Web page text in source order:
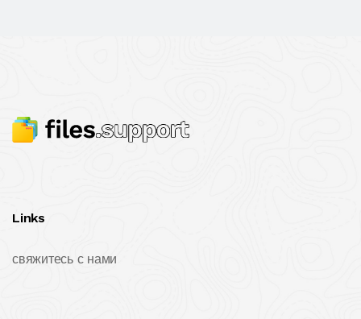
Links
свяжитесь с нами